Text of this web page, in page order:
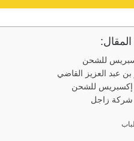
عبد العزيز القاضي
شركة زاجل